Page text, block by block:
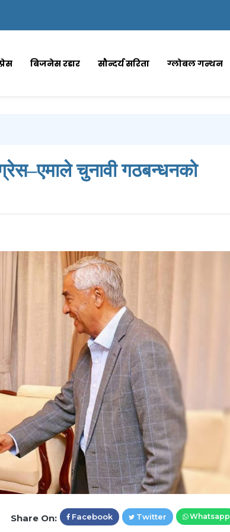
बिजनेस रडार सौन्दर्य सरिता ग्लोबल गन्थन
चुनावी गठबन्धनको
Share On: Facebook Twitter Whatsapp